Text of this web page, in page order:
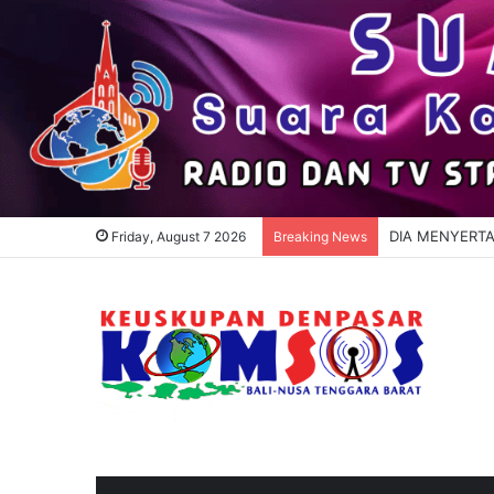
Friday, August 7 2026 Breaking News DIA